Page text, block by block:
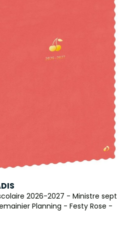
2026-2027 - Ministre sept
Planning - Festy Rose -